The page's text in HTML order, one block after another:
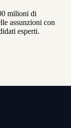
milioni di
assunzioni con
esperti.